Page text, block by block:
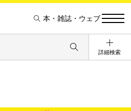
本・雑誌・ウェブ
詳細検索